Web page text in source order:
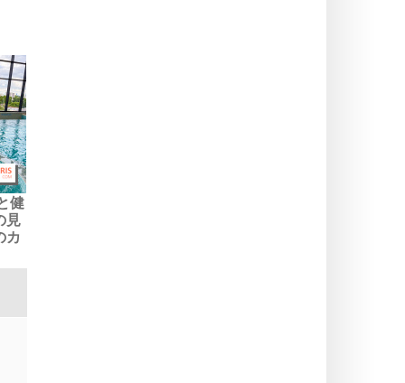
健
見
カ